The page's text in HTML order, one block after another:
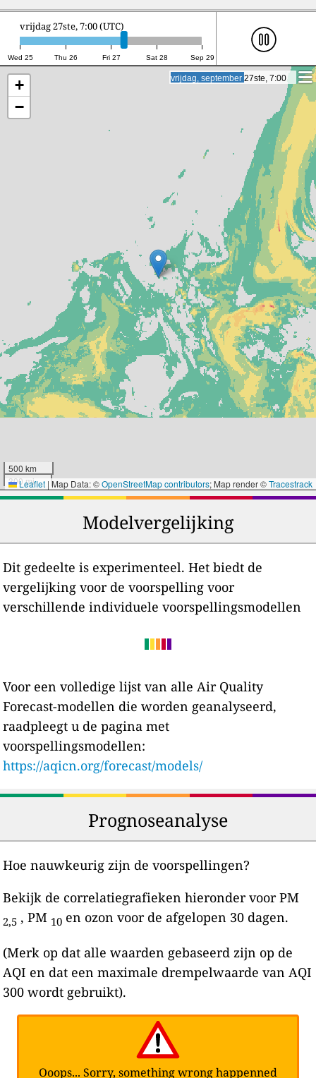
Wed 25 Thu 26 Fri 27 Sat 28 Sep 29
zaterdag 28ste, 0:00 (UTC)
zaterdag, september 28ste, 0:00
zaterdag, september 28ste, 0:00
+
−
500 km
300 mi
Leaflet | Map Data: ©OpenStreetMap contributors; Map render ©Tracestrack
Modelvergelijking
Dit gedeelte is experimenteel. Het biedt de
vergelijking voor de voorspelling voor
verschillende individuele voorspellingsmodellen
Voor een volledige lijst van alle Air Quality
Forecast-modellen die worden geanalyseerd,
raadpleegt u de pagina met
voorspellingsmodellen:
https://aqicn.org/forecast/models/
Prognoseanalyse
Hoe nauwkeurig zijn de voorspellingen?
Bekijk de correlatiegrafieken hieronder voor PM
2,5 , PM 10 en ozon voor de afgelopen 30 dagen.
(Merk op dat alle waarden gebaseerd zijn op de
AQI en dat een maximale drempelwaarde van AQI
300 wordt gebruikt).
Ooops... Sorry, something wrong happenned